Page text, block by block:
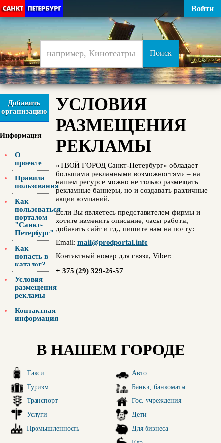
Войти
Добавить
организацию
Информация
О
проекте
Правила
пользования
Как
пользоваться
порталом
"Санкт-
Петербург"
Как
попасть в
каталог?
Условия
размещения
рекламы
Контактная
информация
УСЛОВИЯ
РАЗМЕЩЕНИЯ
РЕКЛАМЫ
«ТВОЙ ГОРОД Санкт-Петербург» обладает
большими рекламными возможностями – на
нашем ресурсе можно не только размещать
рекламные баннеры, но и создавать различные
акции компаний.
Если Вы являетесь представителем фирмы и
хотите изменить описание, часы работы,
добавить сайт и тд., пишите нам на почту:
Email: mail@prodportal.info
Контактный номер для связи, Viber:
+ 375 (29) 329-26-57
В НАШЕМ ГОРОДЕ
Такси
Туризм
Транспорт
Услуги
Промышленность
Авто
Банки, банкоматы
Гос. учреждения
Дети
Для бизнеса